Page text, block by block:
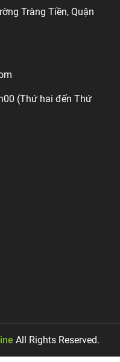
Tràng Tiền, Quận
(Thứ hai đến Thứ
All Rights Reserved.